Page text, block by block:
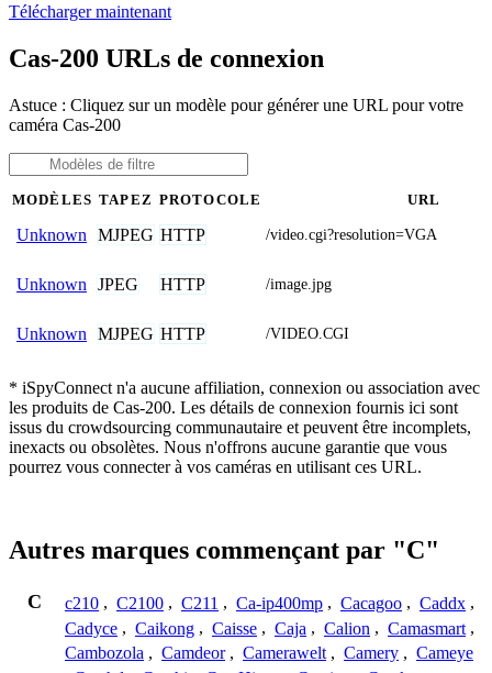
Télécharger maintenant
Cas-200 URLs de connexion
Astuce : Cliquez sur un modèle pour générer une URL pour votre
caméra Cas-200
MODÈLES TAPEZ PROTOCOLE URL
Unknown MJPEG HTTP /video.cgi?resolution=VGA
Unknown JPEG HTTP /image.jpg
Unknown MJPEG HTTP /VIDEO.CGI
* iSpyConnect n'a aucune affiliation, connexion ou association avec
les produits de Cas-200. Les détails de connexion fournis ici sont
issus du crowdsourcing communautaire et peuvent être incomplets,
inexacts ou obsolètes. Nous n'offrons aucune garantie que vous
pourrez vous connecter à vos caméras en utilisant ces URL.
Autres marques commençant par "C"
C c210 , C2100 , C211 , Ca-ip400mp , Cacagoo , Caddx ,
Cadyce , Caikong , Caisse , Caja , Calion , Camasmart ,
Cambozola , Camdeor , Camerawelt , Camery , Cameye